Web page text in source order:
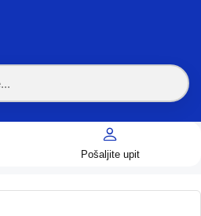
Pošaljite upit